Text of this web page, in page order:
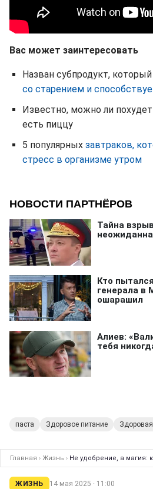
Вас может заинтересовать
Назван субпродукт,
со старением и
Известно, можно ли
есть пиццу
5 популярных завтраков,
стресс в организме утром
паста Здоровое питание
Главная › Жизнь › Не удобрение, а магия:
ЖИЗНЬ 14 мая 2025 · 11:00